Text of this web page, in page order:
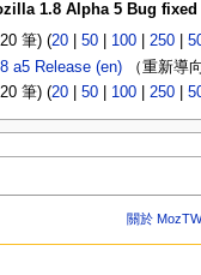
1.8 Alpha 5 Bug
筆) (20| 50| 100| 250|
a5 Release (en)（重新導
筆) (20| 50| 100| 250|
關於